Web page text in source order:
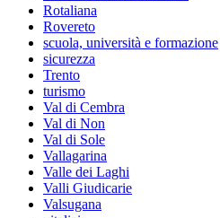
Rotaliana
Rovereto
scuola, università e formazione
sicurezza
Trento
turismo
Val di Cembra
Val di Non
Val di Sole
Vallagarina
Valle dei Laghi
Valli Giudicarie
Valsugana